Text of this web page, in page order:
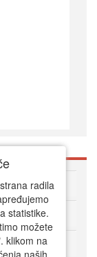
radila
statistike.
možete
klikom na
naših